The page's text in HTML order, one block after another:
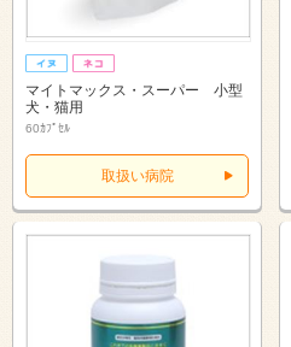
マイトマックス・スーパー 小型
犬・猫用
60ｶﾌﾟｾﾙ
取扱い病院